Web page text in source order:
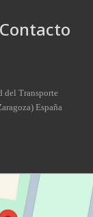
del Transporte
) España